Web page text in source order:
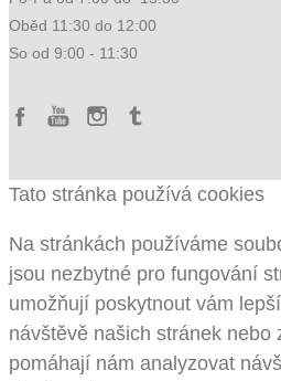
Oběd 11:30 do 12:00
So od 9:00 - 11:30
Tato stránka používá cookies
Na stránkách používáme
jsou nezbytné pro fungování
umožňují poskytnout vám
návštěvě našich stránek nebo
pomáhají nám analyzovat